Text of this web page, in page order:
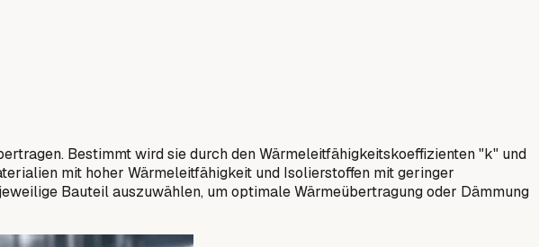
Bestimmt wird sie durch den Wärmeleitfähigkeitskoeffizienten "k" und
mit hoher Wärmeleitfähigkeit und Isolierstoffen mit geringer
Bauteil auszuwählen, um optimale Wärmeübertragung oder Dämmung